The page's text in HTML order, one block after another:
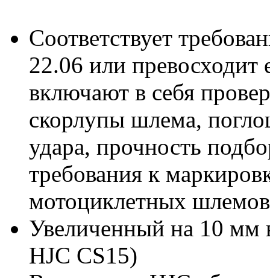
Соответствует
22.06 или превосходит
включают в себя
скорлупы шлема,
удара, прочность
требования к
мотоциклетных
Увеличенный на 10 мм
HJC CS15)